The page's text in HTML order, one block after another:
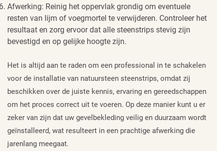
Afwerking: Reinig het oppervlak grondig om eventuele
resten van lijm of voegmortel te verwijderen. Controleer het
resultaat en zorg ervoor dat alle steenstrips stevig zijn
bevestigd en op gelijke hoogte zijn.
Het is altijd aan te raden om een professional in te schakelen
voor de installatie van natuursteen steenstrips, omdat zij
beschikken over de juiste kennis, ervaring en gereedschappen
om het proces correct uit te voeren. Op deze manier kunt u er
zeker van zijn dat uw gevelbekleding veilig en duurzaam wordt
geïnstalleerd, wat resulteert in een prachtige afwerking die
jarenlang meegaat.